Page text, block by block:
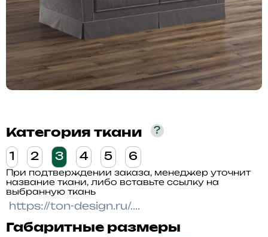
Категория ткани ?
1 2 3 4 5 6
При подтверждении заказа, менеджер уточнит
название ткани, либо вставьте ссылку на
выбранную ткань
Габаритные размеры